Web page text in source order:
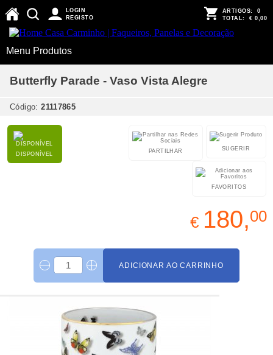
LOGIN
REGISTO
ARTIGOS: 0
TOTAL: € 0,00
Menu Produtos
Butterfly Parade - Vaso Vista Alegre
Código:21117865
DISPONÍVEL
SUGERIR
PARTILHAR
FAVORITOS
€ 180,00
ADICIONAR AO CARRINHO